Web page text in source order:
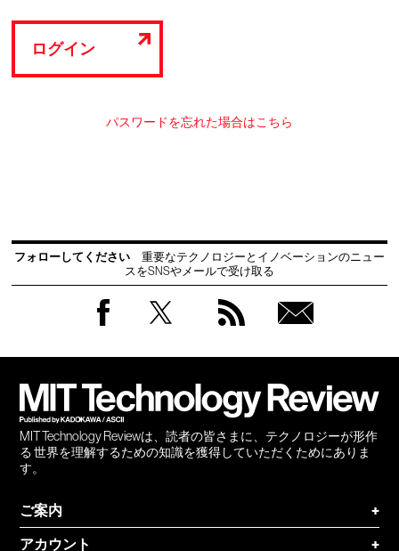
ログイン
パスワードを忘れた場合はこちら
フォローしてください
重要なテクノロジーとイノベーションのニュー
スをSNSやメールで受け取る
MIT Technology Reviewは、読者の皆さまに、テクノロジーが形作
る 世界を理解するための知識を獲得していただくためにありま
す。
ご案内
+
アカウント
+